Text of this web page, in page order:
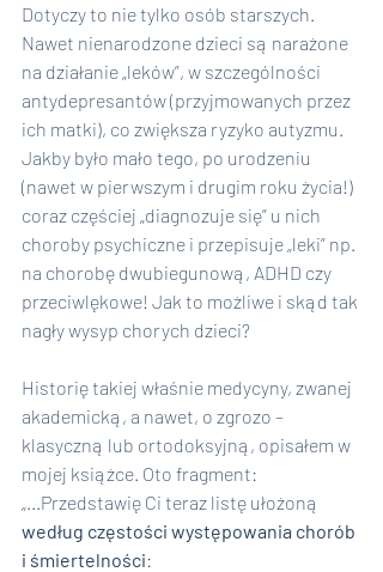
Dotyczy to nie tylko osób starszych.
Nawet nienarodzone dzieci są narażone
na działanie „leków”, w szczególności
antydepresantów (przyjmowanych przez
ich matki), co zwiększa ryzyko autyzmu.
Jakby było mało tego, po urodzeniu
(nawet w pierwszym i drugim roku życia!)
coraz częściej „diagnozuje się” u nich
choroby psychiczne i przepisuje „leki” np.
na chorobę dwubiegunową, ADHD czy
przeciwlękowe! Jak to możliwe i skąd tak
nagły wysyp chorych dzieci?
Historię takiej właśnie medycyny, zwanej
akademicką, a nawet, o zgrozo –
klasyczną lub ortodoksyjną, opisałem w
mojej książce. Oto fragment:
„...Przedstawię Ci teraz listę ułożoną
według częstości występowania chorób
i śmiertelności: